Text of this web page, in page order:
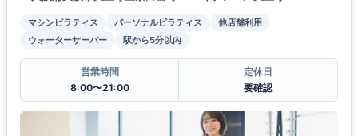
マシンピラティス パーソナルピラティス
他店舗利用
ウォーターサーバー
駅から5分以内
営業時間
8:00〜21:00
定休日
要確認